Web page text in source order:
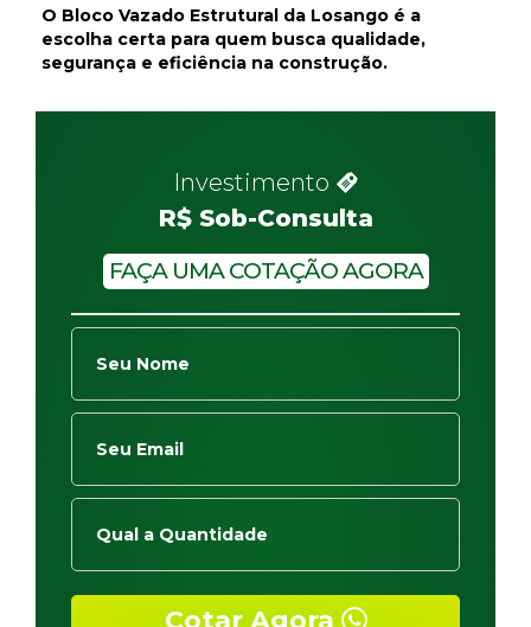
O Bloco Vazado Estrutural da Losango é a
escolha certa para quem busca qualidade,
segurança e eficiência na construção.
Investimento
R$ Sob-Consulta
FAÇA UMA COTAÇÃO AGORA